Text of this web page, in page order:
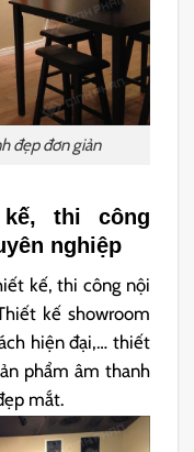
đẹp đơn giản
thi công
nghiệp
kế, thi công nội
kế showroom
hiện đại,… thiết
phẩm âm thanh
mắt.